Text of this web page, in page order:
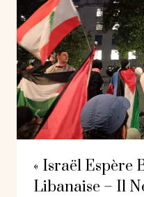
« Israël Espère
Libanaise – Il